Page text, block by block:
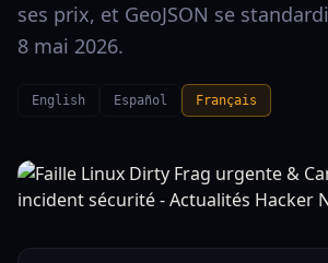
ses prix, et GeoJSON se
8 mai 2026.
English Español Français